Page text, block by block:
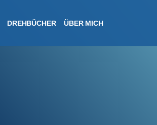
DREHBÜCHER ÜBER MICH